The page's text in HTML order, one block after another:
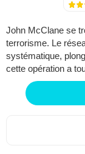
John McClane se
terrorisme. Le
systématique,
cette opération a